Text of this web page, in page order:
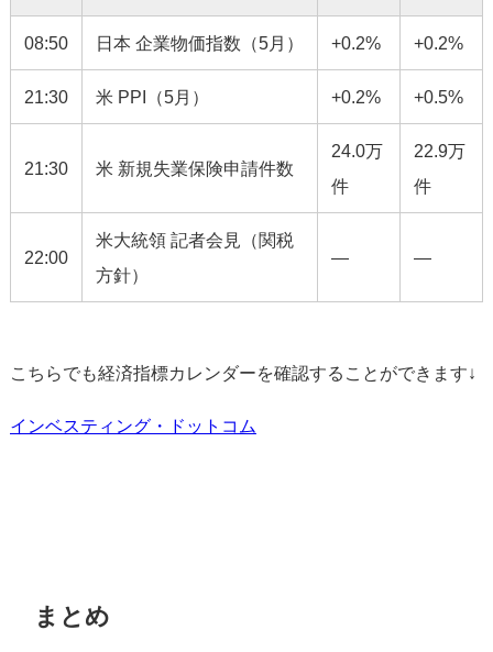
08:50 日本 企業物価指数（5月） +0.2% +0.2%
21:30 米 PPI（5月） +0.2% +0.5%
21:30 米 新規失業保険申請件数
24.0万
件
22.9万
件
22:00
米大統領 記者会見（関税
方針）
— —
こちらでも経済指標カレンダーを確認することができます↓
インベスティング・ドットコム
まとめ